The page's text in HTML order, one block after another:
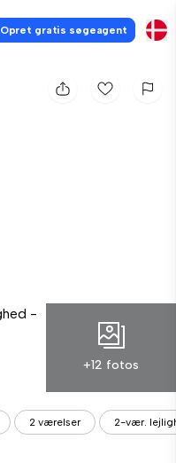
Opret gratis søgeagent
+12 fotos
2 værelser 2-vær.